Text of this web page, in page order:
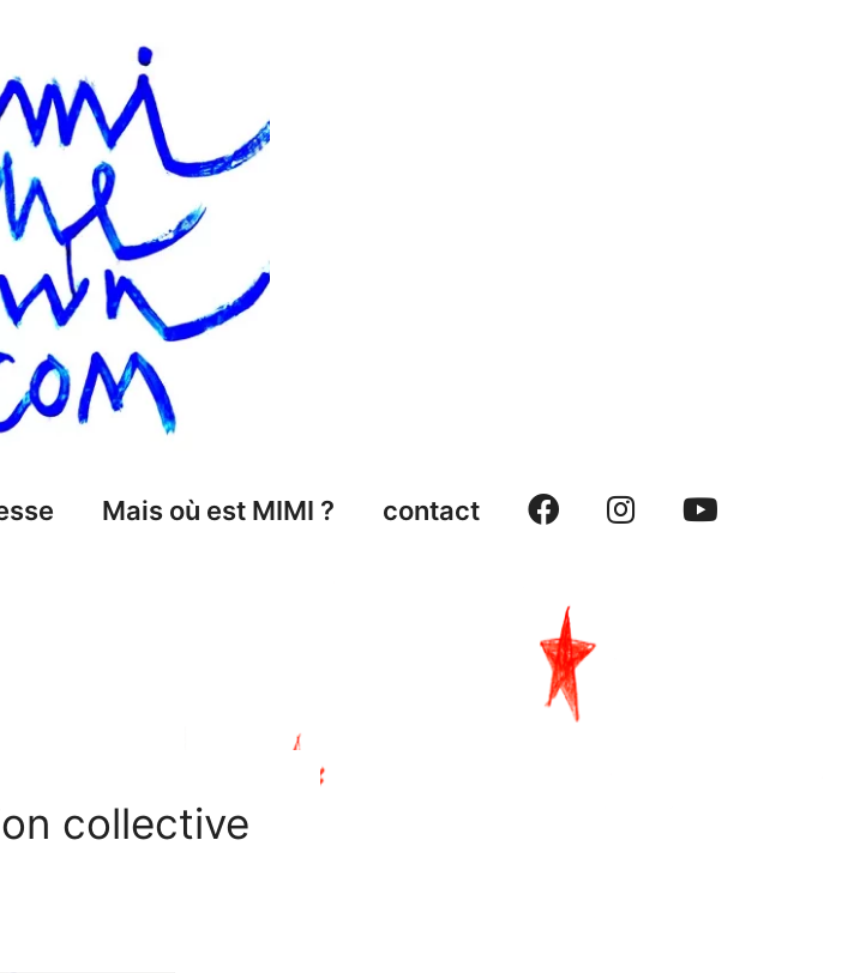
Mais où est MIMI ? contact facebookinstagramyoutube
collective